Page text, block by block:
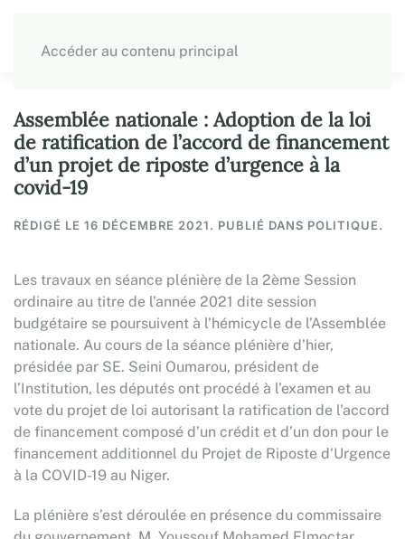
Accéder au contenu principal
Assemblée nationale : Adoption de la loi
de ratification de l’accord de financement
d’un projet de riposte d’urgence à la
covid-19
RÉDIGÉ LE 16 DÉCEMBRE 2021. PUBLIÉ DANS POLITIQUE.
Les travaux en séance plénière de la 2ème Session
ordinaire au titre de l’année 2021 dite session
budgétaire se poursuivent à l’hémicycle de l’Assemblée
nationale. Au cours de la séance plénière d’hier,
présidée par SE. Seini Oumarou, président de
l’Institution, les députés ont procédé à l’examen et au
vote du projet de loi autorisant la ratification de l'accord
de financement composé d’un crédit et d’un don pour le
financement additionnel du Projet de Riposte d'Urgence
à la COVID-19 au Niger.
La plénière s’est déroulée en présence du commissaire